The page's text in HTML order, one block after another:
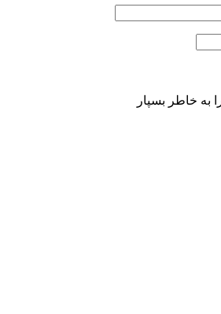
به خاطر بسپار